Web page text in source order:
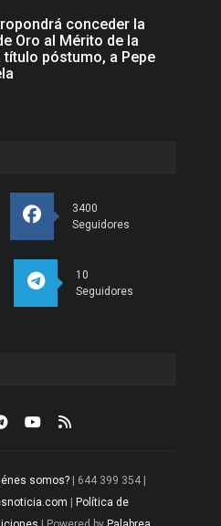
conceder la
Oro al Mérito de la
título póstumo, a Pepe
3400
Seguidores
10
Seguidores
somos? | 644 399 354 |
Política de